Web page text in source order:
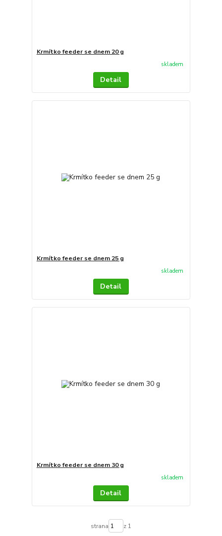
Krmítko feeder se dnem 20 g
skladem
Detail
Krmítko feeder se dnem 25 g
skladem
Detail
Krmítko feeder se dnem 30 g
skladem
Detail
strana z 1